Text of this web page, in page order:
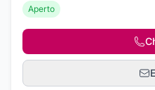
Aperto